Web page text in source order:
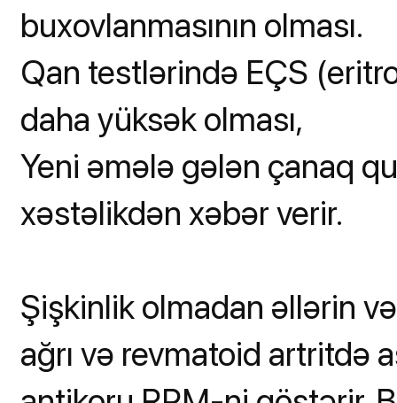
buxovlanmasının olması.
Qan testlərində EÇS
daha yüksək olması,
Yeni əmələ gələn çanaq
xəstəlikdən xəbər verir.
Şişkinlik olmadan əllərin
ağrı və revmatoid artritdə